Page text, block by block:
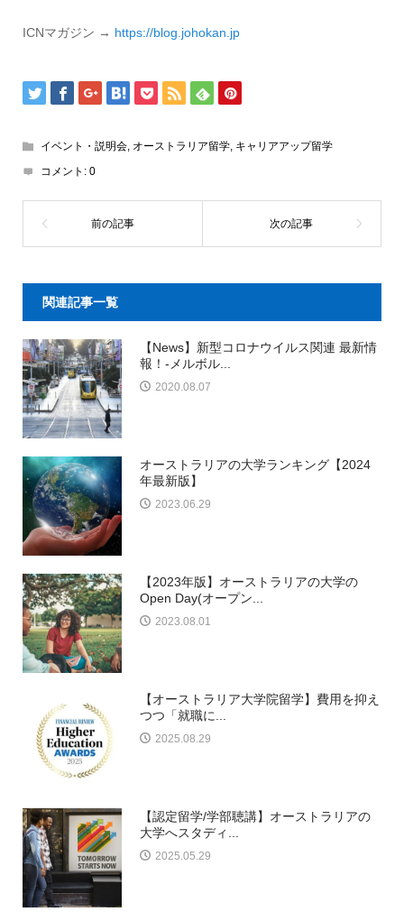
ICNマガジン → https://blog.johokan.jp
イベント・説明会, オーストラリア留学, キャリアアップ留学
コメント: 0
関連記事一覧
【News】新型コロナウイルス関連 最新情
報！-メルボル...
2020.08.07
オーストラリアの大学ランキング【2024
年最新版】
2023.06.29
【2023年版】オーストラリアの大学の
Open Day(オープン...
2023.08.01
【オーストラリア大学院留学】費用を抑え
つつ「就職に...
2025.08.29
【認定留学/学部聴講】オーストラリアの
大学へスタディ...
2025.05.29